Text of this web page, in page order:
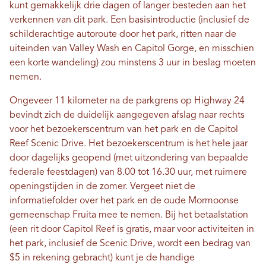
kunt gemakkelijk drie dagen of langer besteden aan het
verkennen van dit park. Een basisintroductie (inclusief de
schilderachtige autoroute door het park, ritten naar de
uiteinden van Valley Wash en Capitol Gorge, en misschien
een korte wandeling) zou minstens 3 uur in beslag moeten
nemen.
Ongeveer 11 kilometer na de parkgrens op Highway 24
bevindt zich de duidelijk aangegeven afslag naar rechts
voor het bezoekerscentrum van het park en de Capitol
Reef Scenic Drive. Het bezoekerscentrum is het hele jaar
door dagelijks geopend (met uitzondering van bepaalde
federale feestdagen) van 8.00 tot 16.30 uur, met ruimere
openingstijden in de zomer. Vergeet niet de
informatiefolder over het park en de oude Mormoonse
gemeenschap Fruita mee te nemen. Bij het betaalstation
(een rit door Capitol Reef is gratis, maar voor activiteiten in
het park, inclusief de Scenic Drive, wordt een bedrag van
$5 in rekening gebracht) kunt je de handige